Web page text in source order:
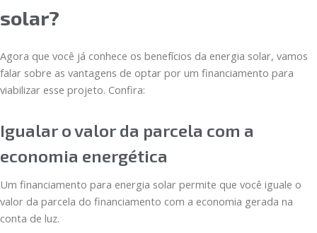
solar?
Agora que você já conhece os benefícios da energia solar, vamos
falar sobre as vantagens de optar por um financiamento para
viabilizar esse projeto. Confira:
Igualar o valor da parcela com a
economia energética
Um financiamento para energia solar permite que você iguale o
valor da parcela do financiamento com a economia gerada na
conta de luz.